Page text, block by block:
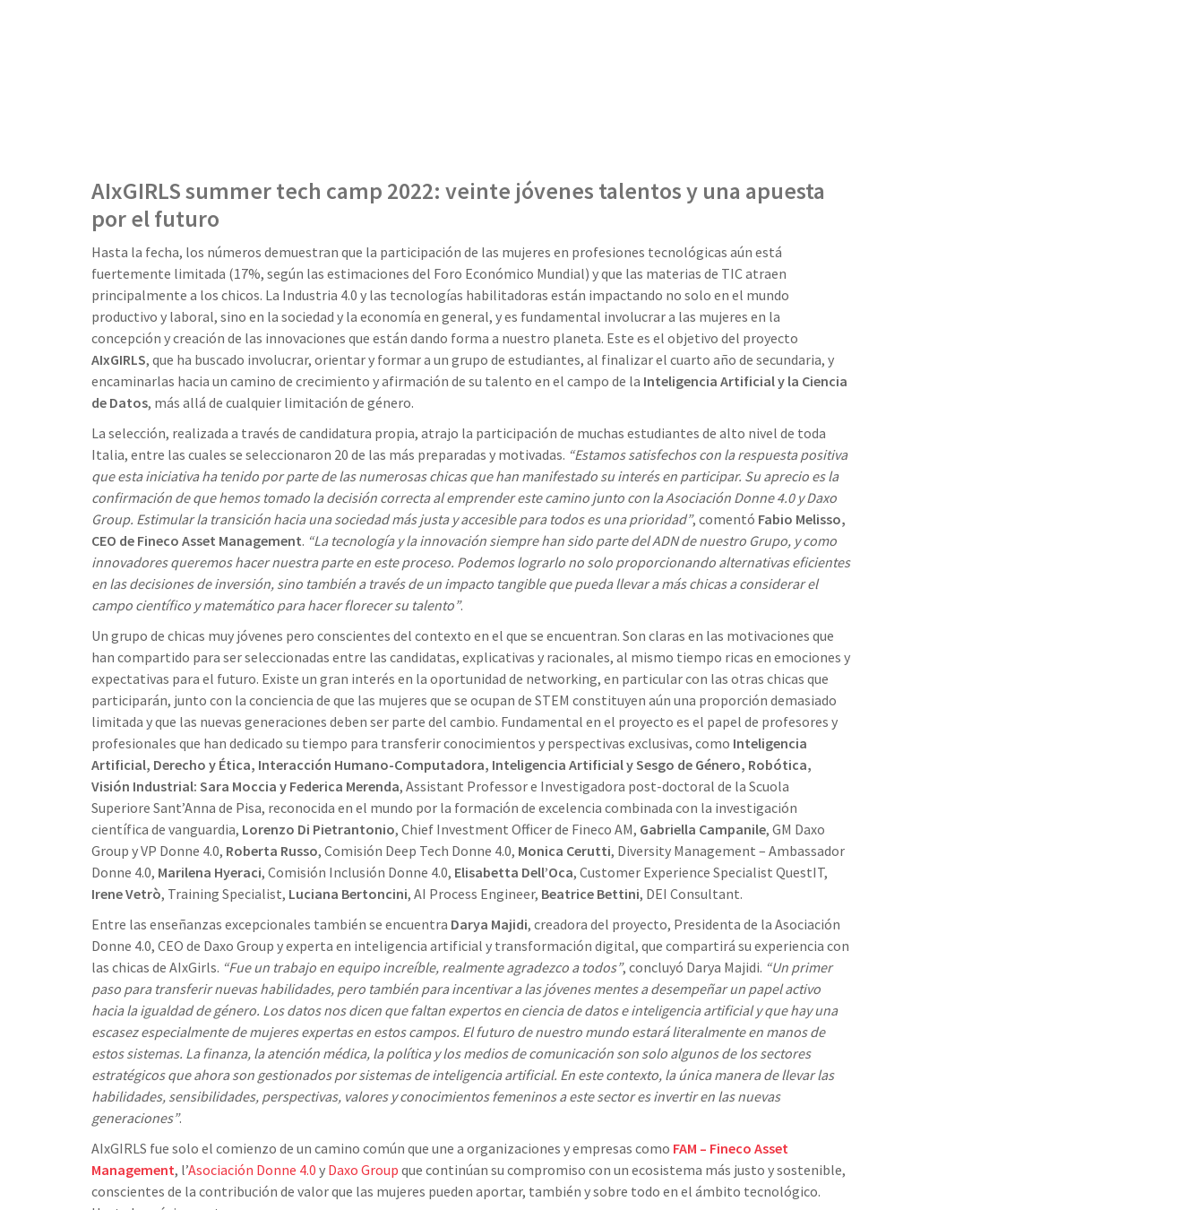
AIxGIRLS summer tech camp 2022: veinte jóvenes talentos y una apuesta
por el futuro
Hasta la fecha, los números demuestran que la participación de las mujeres en profesiones tecnológicas aún está
fuertemente limitada (17%, según las estimaciones del Foro Económico Mundial) y que las materias de TIC atraen
principalmente a los chicos. La Industria 4.0 y las tecnologías habilitadoras están impactando no solo en el mundo
productivo y laboral, sino en la sociedad y la economía en general, y es fundamental involucrar a las mujeres en la
concepción y creación de las innovaciones que están dando forma a nuestro planeta. Este es el objetivo del proyecto
AIxGIRLS, que ha buscado involucrar, orientar y formar a un grupo de estudiantes, al finalizar el cuarto año de secundaria, y
encaminarlas hacia un camino de crecimiento y afirmación de su talento en el campo de la Inteligencia Artificial y la Ciencia
de Datos, más allá de cualquier limitación de género.
La selección, realizada a través de candidatura propia, atrajo la participación de muchas estudiantes de alto nivel de toda
Italia, entre las cuales se seleccionaron 20 de las más preparadas y motivadas. “Estamos satisfechos con la respuesta positiva
que esta iniciativa ha tenido por parte de las numerosas chicas que han manifestado su interés en participar. Su aprecio es la
confirmación de que hemos tomado la decisión correcta al emprender este camino junto con la Asociación Donne 4.0 y Daxo
Group. Estimular la transición hacia una sociedad más justa y accesible para todos es una prioridad”, comentó Fabio Melisso,
CEO de Fineco Asset Management. “La tecnología y la innovación siempre han sido parte del ADN de nuestro Grupo, y como
innovadores queremos hacer nuestra parte en este proceso. Podemos lograrlo no solo proporcionando alternativas eficientes
en las decisiones de inversión, sino también a través de un impacto tangible que pueda llevar a más chicas a considerar el
campo científico y matemático para hacer florecer su talento”.
Un grupo de chicas muy jóvenes pero conscientes del contexto en el que se encuentran. Son claras en las motivaciones que
han compartido para ser seleccionadas entre las candidatas, explicativas y racionales, al mismo tiempo ricas en emociones y
expectativas para el futuro. Existe un gran interés en la oportunidad de networking, en particular con las otras chicas que
participarán, junto con la conciencia de que las mujeres que se ocupan de STEM constituyen aún una proporción demasiado
limitada y que las nuevas generaciones deben ser parte del cambio. Fundamental en el proyecto es el papel de profesores y
profesionales que han dedicado su tiempo para transferir conocimientos y perspectivas exclusivas, como Inteligencia
Artificial, Derecho y Ética, Interacción Humano-Computadora, Inteligencia Artificial y Sesgo de Género, Robótica,
Visión Industrial: Sara Moccia y Federica Merenda, Assistant Professor e Investigadora post-doctoral de la Scuola
Superiore Sant’Anna de Pisa, reconocida en el mundo por la formación de excelencia combinada con la investigación
científica de vanguardia, Lorenzo Di Pietrantonio, Chief Investment Officer de Fineco AM, Gabriella Campanile, GM Daxo
Group y VP Donne 4.0, Roberta Russo, Comisión Deep Tech Donne 4.0, Monica Cerutti, Diversity Management – Ambassador
Donne 4.0, Marilena Hyeraci, Comisión Inclusión Donne 4.0, Elisabetta Dell’Oca, Customer Experience Specialist QuestIT,
Irene Vetrò, Training Specialist, Luciana Bertoncini, AI Process Engineer, Beatrice Bettini, DEI Consultant.
Entre las enseñanzas excepcionales también se encuentra Darya Majidi, creadora del proyecto, Presidenta de la Asociación
Donne 4.0, CEO de Daxo Group y experta en inteligencia artificial y transformación digital, que compartirá su experiencia con
las chicas de AIxGirls. “Fue un trabajo en equipo increíble, realmente agradezco a todos”, concluyó Darya Majidi. “Un primer
paso para transferir nuevas habilidades, pero también para incentivar a las jóvenes mentes a desempeñar un papel activo
hacia la igualdad de género. Los datos nos dicen que faltan expertos en ciencia de datos e inteligencia artificial y que hay una
escasez especialmente de mujeres expertas en estos campos. El futuro de nuestro mundo estará literalmente en manos de
estos sistemas. La finanza, la atención médica, la política y los medios de comunicación son solo algunos de los sectores
estratégicos que ahora son gestionados por sistemas de inteligencia artificial. En este contexto, la única manera de llevar las
habilidades, sensibilidades, perspectivas, valores y conocimientos femeninos a este sector es invertir en las nuevas
generaciones”.
AIxGIRLS fue solo el comienzo de un camino común que une a organizaciones y empresas como FAM – Fineco Asset
Management, l’Asociación Donne 4.0 y Daxo Group que continúan su compromiso con un ecosistema más justo y sostenible,
conscientes de la contribución de valor que las mujeres pueden aportar, también y sobre todo en el ámbito tecnológico.